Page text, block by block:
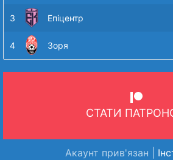
3 Епіцентр
4 Зоря
СТАТИ
Акаунт прив'язан |